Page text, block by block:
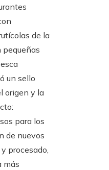
de la
pequeñas
un sello
origen y la
para los
de nuevos
procesado,
más